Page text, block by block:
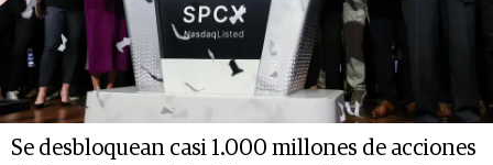
Se desbloquean casi 1.000 millones de acciones